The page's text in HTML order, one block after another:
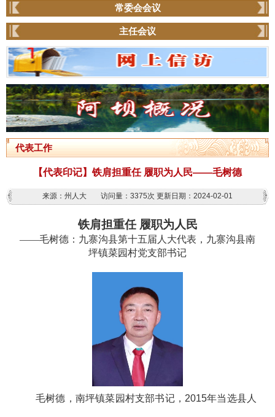
常委会会议
主任会议
代表工作
【代表印记】铁肩担重任 履职为人民——毛树德
来源：州人大 访问量： 3375次 更新日期：2024-02-01
铁肩担重任 履职为人民
——毛树德：九寨沟县第十五届人大代表，九寨沟县南
坪镇菜园村党支部书记
毛树德，南坪镇菜园村支部书记，2015年当选县人